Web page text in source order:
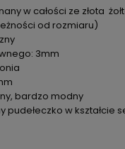
kosztów płatności
w całości ze złota
od rozmiaru)
3mm
bardzo modny
pudełeczko w kształcie